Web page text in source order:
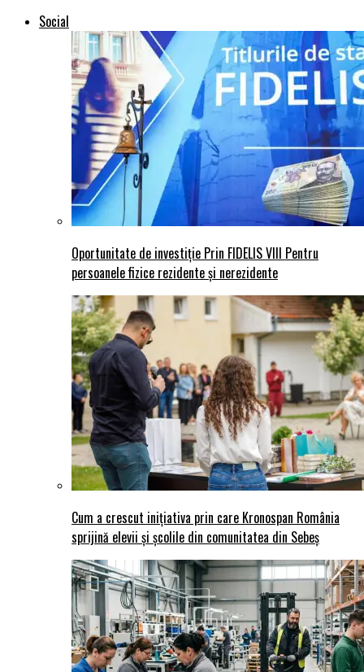
Social
Oportunitate de investiție Prin FIDELIS VIII Pentru
persoanele fizice rezidente și nerezidente
Cum a crescut inițiativa prin care Kronospan România
sprijină elevii și școlile din comunitatea din Sebeș